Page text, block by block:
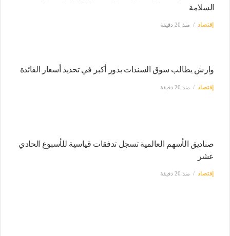
السلامة
إقتصاد منذ 20 دقيقة
وارش يطالب سوق السندات بدور أكبر في تحديد أسعار الفائدة
إقتصاد منذ 20 دقيقة
صناديق الأسهم العالمية تسجل تدفقات قياسية للأسبوع الحادي
عشر
إقتصاد منذ 20 دقيقة